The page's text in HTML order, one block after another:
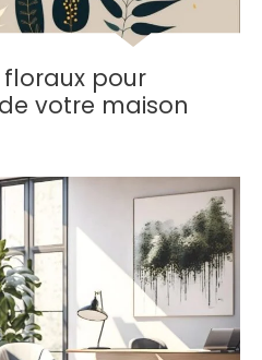
floraux pour
votre maison